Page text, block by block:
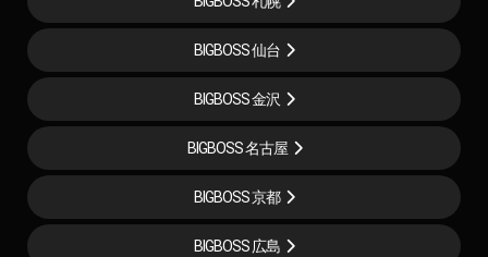
BIGBOSS 仙台
BIGBOSS 金沢
BIGBOSS 名古屋
BIGBOSS 京都
BIGBOSS 広島